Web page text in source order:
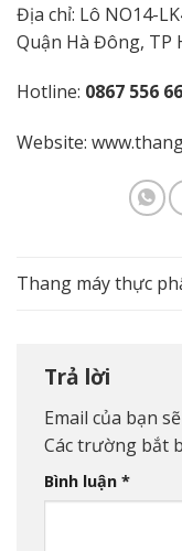
Địa chỉ: Lô NO14-
Quận Hà Đông, TP
Hotline: 0867 556
Website:
Thang máy thực
Trả lời
Email của bạn
Các trường bắt
Bình luận *